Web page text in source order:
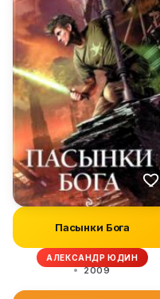
Пасынки Бога
АЛЕКСАНДР ЮДИН
2009